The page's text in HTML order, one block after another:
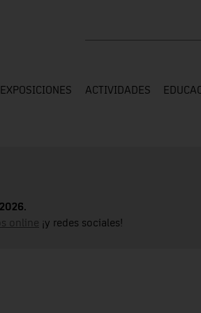
EXPOSICIONES ACTIVIDADES
online ¡y redes sociales!